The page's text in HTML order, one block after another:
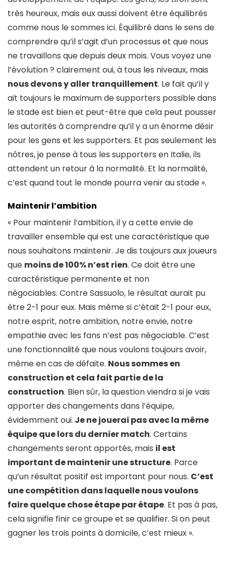
très heureux, mais eux aussi doivent être équilibrés
comme nous le sommes ici. Équilibré dans le sens de
comprendre qu’il s’agit d’un processus et que nous
ne travaillons que depuis deux mois. Vous voyez une
l’évolution ? clairement oui, à tous les niveaux, mais
nous devons y aller tranquillement. Le fait qu’il y
ait toujours le maximum de supporters possible dans
le stade est bien et peut-être que cela peut pousser
les autorités à comprendre qu’il y a un énorme désir
pour les gens et les supporters. Et pas seulement les
nôtres, je pense à tous les supporters en Italie, ils
attendent un retour à la normalité. Et la normalité,
c’est quand tout le monde pourra venir au stade ».
Maintenir l’ambition
« Pour maintenir l’ambition, il y a cette envie de
travailler ensemble qui est une caractéristique que
nous souhaitons maintenir. Je dis toujours aux joueurs
que moins de 100% n’est rien. Ce doit être une
caractéristique permanente et non
négociables. Contre Sassuolo, le résultat aurait pu
être 2-1 pour eux. Mais même si c’était 2-1 pour eux,
notre esprit, notre ambition, notre envie, notre
empathie avec les fans n’est pas négociable. C’est
une fonctionnalité que nous voulons toujours avoir,
même en cas de défaite. Nous sommes en
construction et cela fait partie de la
construction. Bien sûr, la question viendra si je vais
apporter des changements dans l’équipe,
évidemment oui. Je ne jouerai pas avec la même
équipe que lors du dernier match. Certains
changements seront apportés, mais il est
important de maintenir une structure. Parce
qu’un résultat positif est important pour nous. C’est
une compétition dans laquelle nous voulons
faire quelque chose étape par étape. Et pas à pas,
cela signifie finir ce groupe et se qualifier. Si on peut
gagner les trois points à domicile, c’est mieux ».